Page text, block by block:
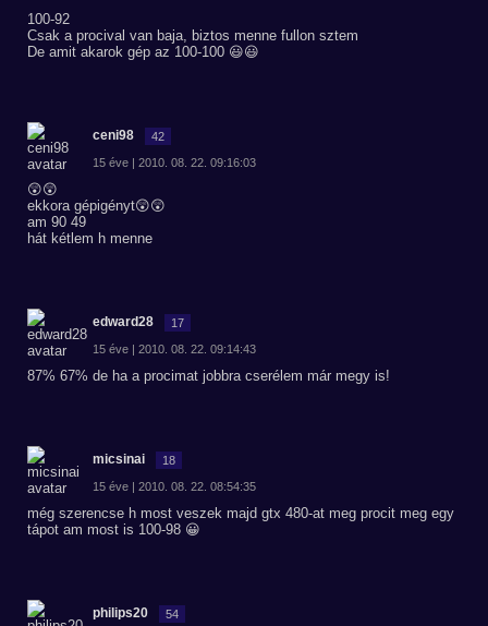
100-92
Csak a procival van baja, biztos menne fullon sztem
De amit akarok gép az 100-100 😃😃
ceni98 42
15 éve | 2010. 08. 22. 09:16:03
😲😲
ekkora gépigényt😲😲
am 90 49
hát kétlem h menne
edward28 17
15 éve | 2010. 08. 22. 09:14:43
87% 67% de ha a procimat jobbra cserélem már megy is!
micsinai 18
15 éve | 2010. 08. 22. 08:54:35
még szerencse h most veszek majd gtx 480-at meg procit meg egy
tápot am most is 100-98 😀
philips20 54